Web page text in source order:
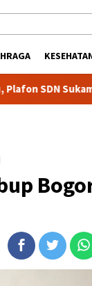
Sukamaju 08